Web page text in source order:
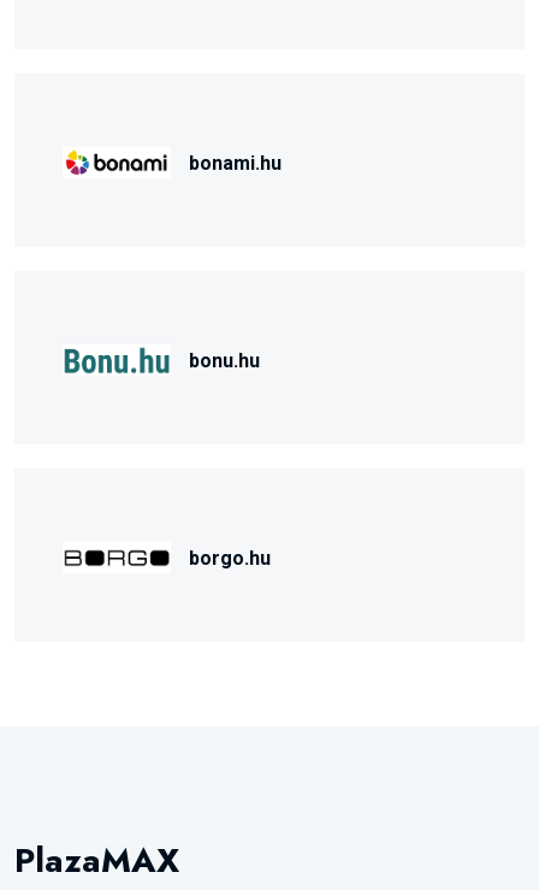
bonami.hu
bonu.hu
borgo.hu
PlazaMAX